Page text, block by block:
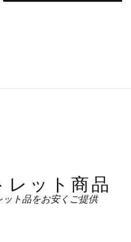
レット商品
ト品をお安くご提供